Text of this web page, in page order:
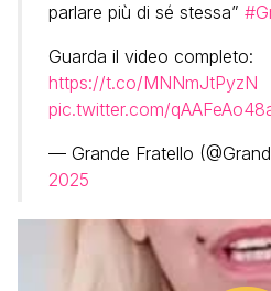
parlare più di sé stessa”
Guarda il video completo:
https://t.co/MNNmJtPyzN
pic.twitter.com/
— Grande Fratello
2025